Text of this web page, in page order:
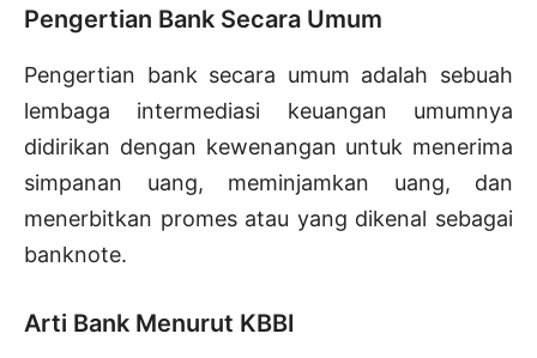
Pengertian Bank Secara Umum
Pengertian bank secara umum adalah sebuah
lembaga intermediasi keuangan umumnya
didirikan dengan kewenangan untuk menerima
simpanan uang, meminjamkan uang, dan
menerbitkan promes atau yang dikenal sebagai
banknote.
Arti Bank Menurut KBBI